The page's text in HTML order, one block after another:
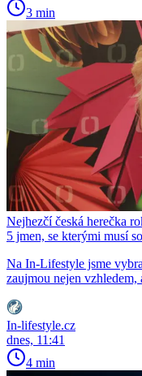
3 min
Nejhezčí česká herečka
5 jmen, se kterými musí
Na In-Lifestyle jsme
zaujmou nejen vzhledem,
In-lifestyle.cz
dnes, 11:41
4 min